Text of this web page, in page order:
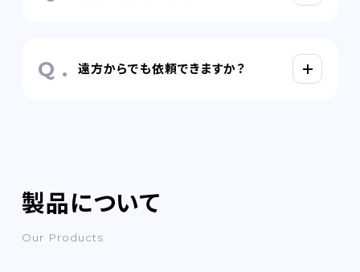
遠方からでも依頼できますか？
製品について
Our Products